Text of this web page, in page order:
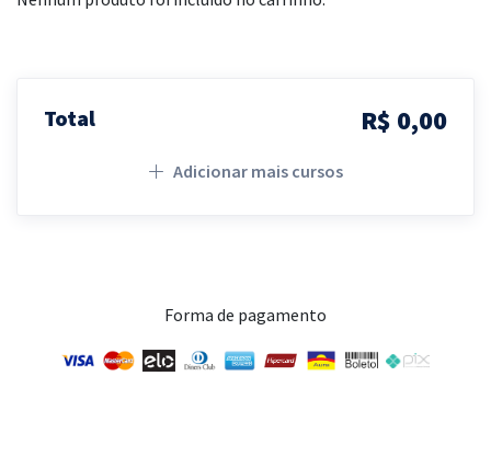
Total R$ 0,00
Adicionar mais cursos
Forma de pagamento